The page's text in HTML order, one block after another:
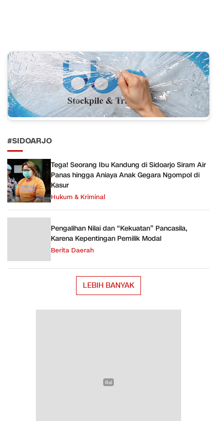
#SIDOARJO
Tega! Seorang Ibu Kandung di Sidoarjo Siram Air
Panas hingga Aniaya Anak Gegara Ngompol di
Kasur
Hukum & Kriminal
Pengalihan Nilai dan “Kekuatan” Pancasila,
Karena Kepentingan Pemilik Modal
Berita Daerah
LEBIH BANYAK